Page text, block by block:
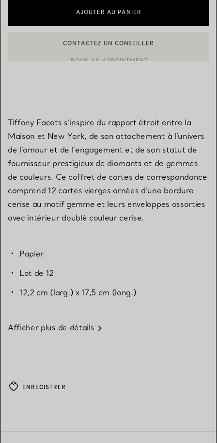
AJOUTER AU PANIER
Tiffany Facets s’inspire du rapport étroit entre la
Maison et New York, de son attachement à l’univers
de l’amour et de l’engagement et de son statut de
fournisseur prestigieux de diamants et de gemmes
de couleurs. Ce coffret de cartes de correspondance
comprend 12 cartes vierges ornées d’une bordure
cerise au motif gemme et leurs enveloppes assorties
avec intérieur doublé couleur cerise.
Papier
Lot de 12
12,2 cm (larg.) x 17,5 cm (long.)
Afficher plus de détails
ENREGISTRER